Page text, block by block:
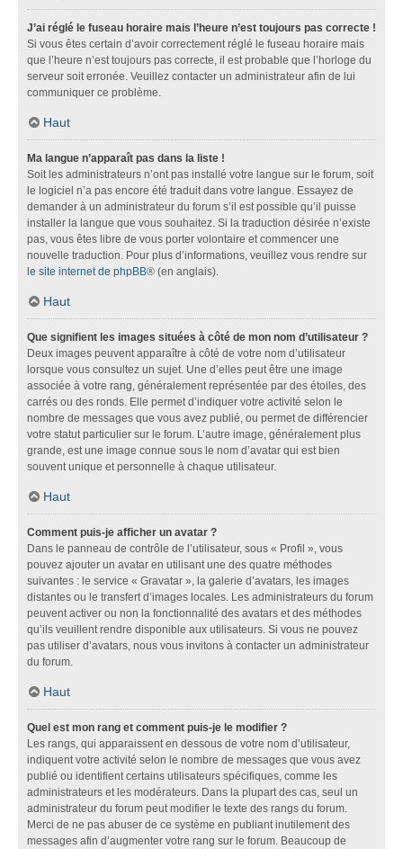
J’ai réglé le fuseau horaire mais l’heure n’est toujours pas correcte !
Si vous êtes certain d’avoir correctement réglé le fuseau horaire mais
que l’heure n’est toujours pas correcte, il est probable que l’horloge du
serveur soit erronée. Veuillez contacter un administrateur afin de lui
communiquer ce problème.
Haut
Ma langue n’apparaît pas dans la liste !
Soit les administrateurs n’ont pas installé votre langue sur le forum, soit
le logiciel n’a pas encore été traduit dans votre langue. Essayez de
demander à un administrateur du forum s’il est possible qu’il puisse
installer la langue que vous souhaitez. Si la traduction désirée n’existe
pas, vous êtes libre de vous porter volontaire et commencer une
nouvelle traduction. Pour plus d’informations, veuillez vous rendre sur
le site internet de phpBB® (en anglais).
Haut
Que signifient les images situées à côté de mon nom d’utilisateur ?
Deux images peuvent apparaître à côté de votre nom d’utilisateur
lorsque vous consultez un sujet. Une d’elles peut être une image
associée à votre rang, généralement représentée par des étoiles, des
carrés ou des ronds. Elle permet d’indiquer votre activité selon le
nombre de messages que vous avez publié, ou permet de différencier
votre statut particulier sur le forum. L’autre image, généralement plus
grande, est une image connue sous le nom d’avatar qui est bien
souvent unique et personnelle à chaque utilisateur.
Haut
Comment puis-je afficher un avatar ?
Dans le panneau de contrôle de l’utilisateur, sous « Profil », vous
pouvez ajouter un avatar en utilisant une des quatre méthodes
suivantes : le service « Gravatar », la galerie d’avatars, les images
distantes ou le transfert d’images locales. Les administrateurs du forum
peuvent activer ou non la fonctionnalité des avatars et des méthodes
qu’ils veuillent rendre disponible aux utilisateurs. Si vous ne pouvez
pas utiliser d’avatars, nous vous invitons à contacter un administrateur
du forum.
Haut
Quel est mon rang et comment puis-je le modifier ?
Les rangs, qui apparaissent en dessous de votre nom d’utilisateur,
indiquent votre activité selon le nombre de messages que vous avez
publié ou identifient certains utilisateurs spécifiques, comme les
administrateurs et les modérateurs. Dans la plupart des cas, seul un
administrateur du forum peut modifier le texte des rangs du forum.
Merci de ne pas abuser de ce système en publiant inutilement des
messages afin d’augmenter votre rang sur le forum. Beaucoup de